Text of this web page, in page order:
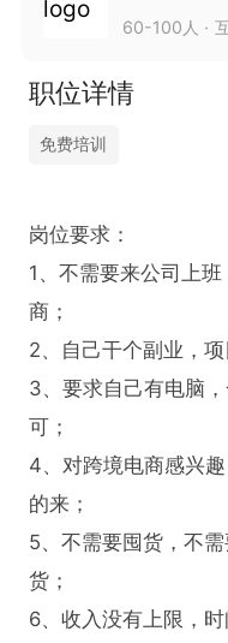
60-100人
职位详情
免费培训
岗位要求：
1、不需要来公司上
商；
2、自己干个副业，
3、要求自己有电脑
可；
4、对跨境电商感兴
的来；
5、不需要囤货，不
货；
6、收入没有上限，